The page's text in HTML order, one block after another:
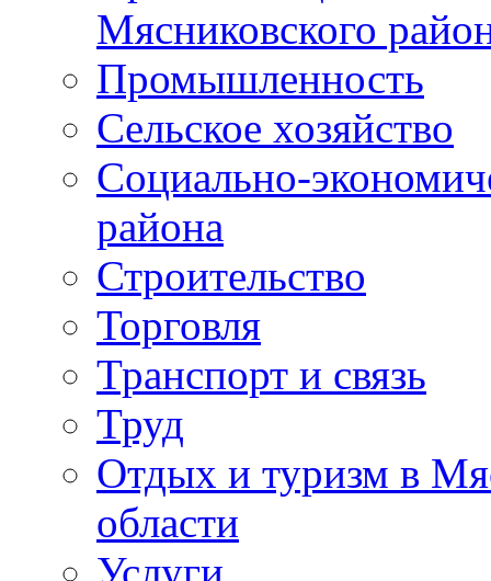
Мясниковского
Промышленность
Сельское хозяйство
Социально-
района
Строительство
Торговля
Транспорт и связь
Труд
Отдых и туризм в
области